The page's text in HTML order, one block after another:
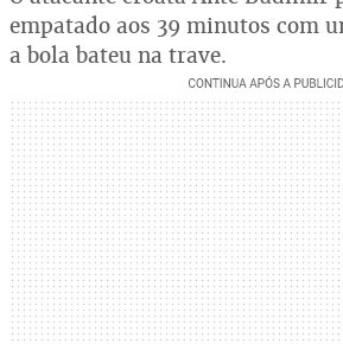
empatado aos 39 minutos com
a bola bateu na trave.